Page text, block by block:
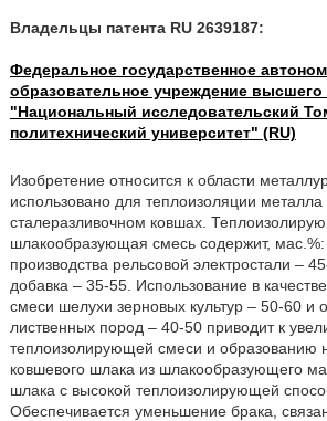
Владельцы патента RU 2639187:
Федеральное государственное
образовательное учреждение высшего
"Национальный исследовательский
политехнический университет" (RU)
Изобретение относится к области
использовано для теплоизоляции
сталеразливочном ковшах.
шлакообразующая смесь содержит,
производства рельсовой электростали –
добавка – 35-55. Использование в
смеси шелухи зерновых культур – 50-60 и
лиственных пород – 40-50 приводит к
теплоизолирующей смеси и образованию
ковшевого шлака из шлакообразующего
шлака с высокой теплоизолирующей
Обеспечивается уменьшение брака,